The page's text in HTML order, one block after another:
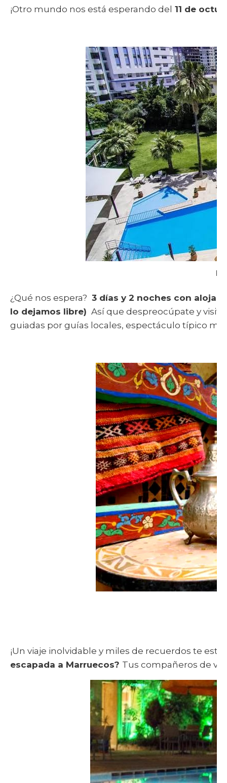
¡Otro mundo nos está esperando del 11 de
¿Qué nos espera? 3 días y 2 noches con
lo dejamos libre) Así que despreocúpate y
guiadas por guías locales, espectáculo típico
¡Un viaje inolvidable y miles de recuerdos te
escapada a Marruecos? Tus compañeros de